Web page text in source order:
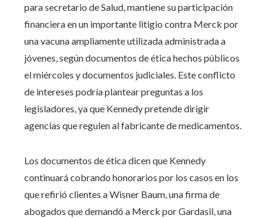
para secretario de Salud, mantiene su participación
financiera en un importante litigio contra Merck por
una vacuna ampliamente utilizada administrada a
jóvenes, según documentos de ética hechos públicos
el miércoles y documentos judiciales. Este conflicto
de intereses podría plantear preguntas a los
legisladores, ya que Kennedy pretende dirigir
agencias que regulen al fabricante de medicamentos.
Los documentos de ética dicen que Kennedy
continuará cobrando honorarios por los casos en los
que refirió clientes a Wisner Baum, una firma de
abogados que demandó a Merck por Gardasil, una